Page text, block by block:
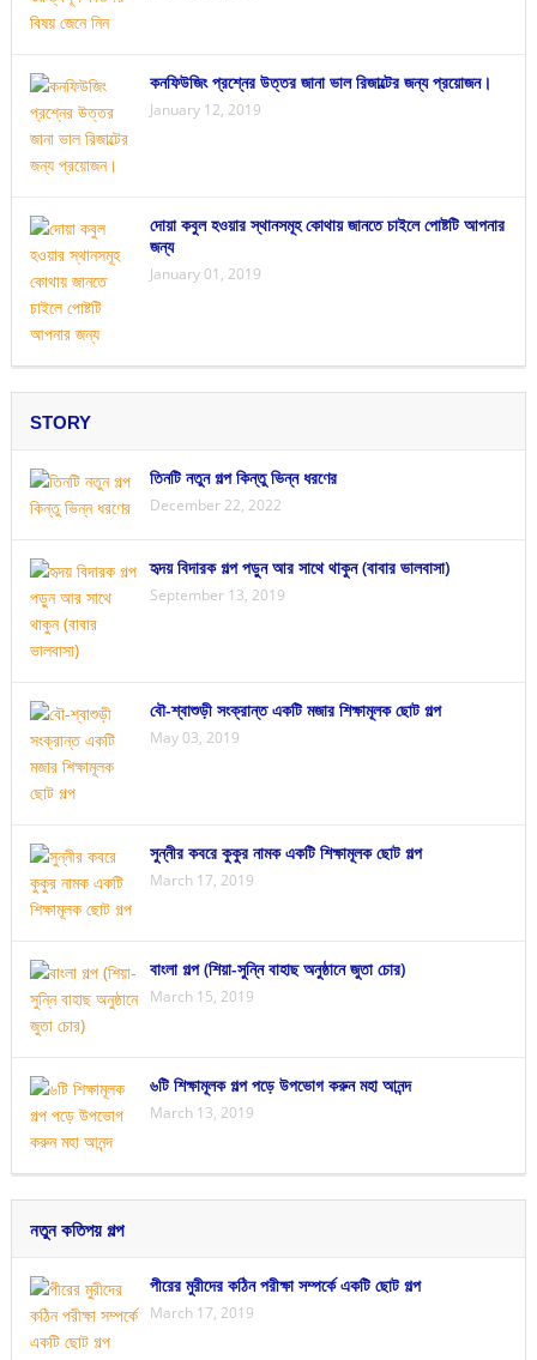
কনফিউজিং প্রশ্নের উত্তর জানা ভাল রিজাল্টের জন্য প্রয়োজন।
January 12, 2019
দোয়া কবুল হওয়ার স্থানসমূহ কোথায় জানতে চাইলে পোষ্টটি আপনার
জন্য
January 01, 2019
STORY
তিনটি নতুন গল্প কিন্তু ভিন্ন ধরণের
December 22, 2022
হৃদয় বিদারক গল্প পড়ুন আর সাথে থাকুন (বাবার ভালবাসা)
September 13, 2019
বৌ-শ্বাশুড়ী সংক্রান্ত একটি মজার শিক্ষামূলক ছোট গল্প
May 03, 2019
সুন্নীর কবরে কুকুর নামক একটি শিক্ষামূলক ছোট গল্প
March 17, 2019
বাংলা গল্প (শিয়া-সুন্নি বাহাছ অনুষ্ঠানে জুতা চোর)
March 15, 2019
৬টি শিক্ষামূলক গল্প পড়ে উপভোগ করুন মহা আনন্দ
March 13, 2019
নতুন কতিপয় গল্প
পীরের মুরীদের কঠিন পরীক্ষা সম্পর্কে একটি ছোট গল্প
March 17, 2019